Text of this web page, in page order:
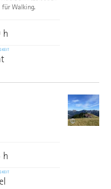
Walking.
h
©
h